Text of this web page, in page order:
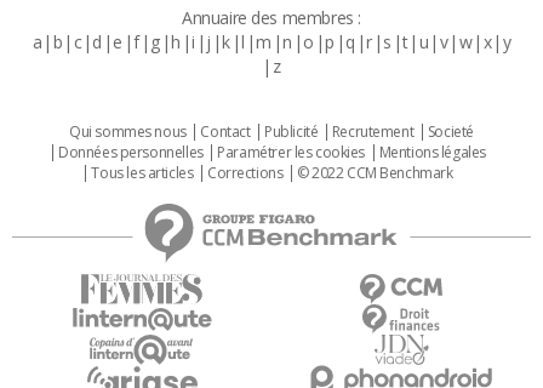
Annuaire des membres :
a b c d e f g h i j k l m n o p q r s t u v w x y
z
Qui sommes nous Contact Publicité Recrutement
Societé
Données personnelles
Paramétrer les cookies
Mentions légales
Tous les articles
Corrections © 2022 CCM Benchmark